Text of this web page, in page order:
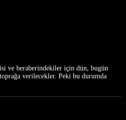
ve beraberindekiler için dün, bugün
verilecekler. Peki bu durumda